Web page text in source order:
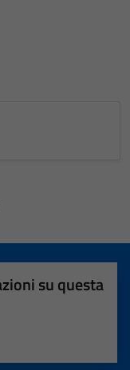
su questa